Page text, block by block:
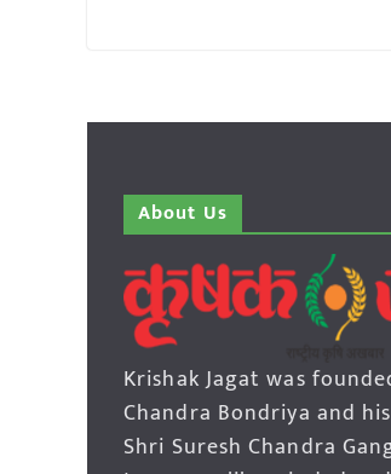
About Us
Krishak Jagat was
Chandra Bondriya and
Shri Suresh Chandra